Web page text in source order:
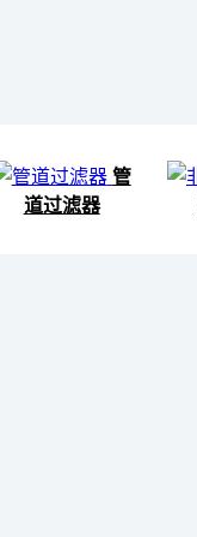
管
道过滤器